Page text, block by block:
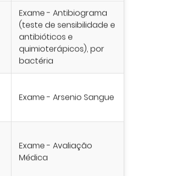
Exame - Antibiograma
(teste de sensibilidade e
antibióticos e
quimioterápicos), por
bactéria
Exame - Arsenio Sangue
Exame - Avaliação
Médica